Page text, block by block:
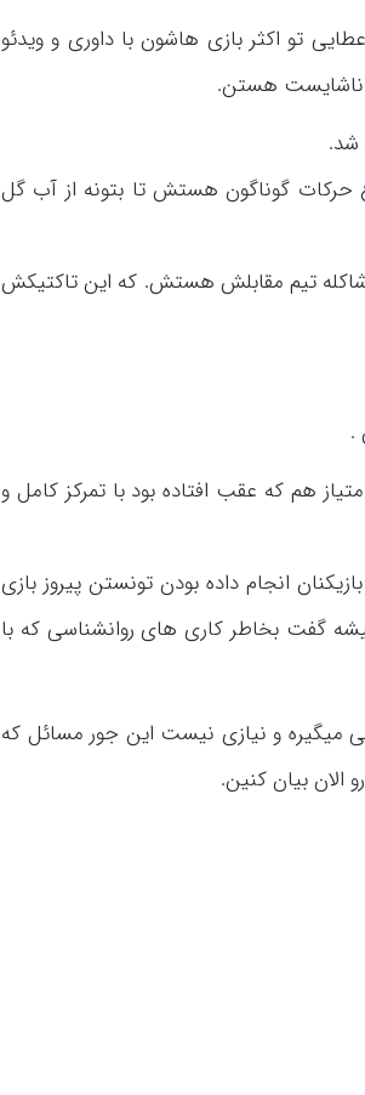
تو اکثر بازی هاشون با داوری و ویدئو
ناشایست هستن.
شد.
گوناگون هستش تا بتونه از آب گل
شاکله تیم مقابلش هستش. که این تاکتیکش
.
هم که عقب افتاده بود با تمرکز کامل و
انجام داده بودن تونستن پیروز بازی
گفت بخاطر کاری های روانشناسی که با
میگیره و نیازی نیست این جور مسائل که